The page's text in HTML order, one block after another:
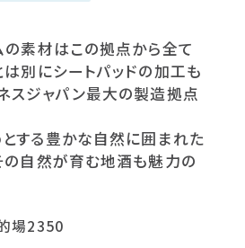
の素材はこの拠点から全て
別にシートパッドの加工も
スジャパン最大の製造拠点
する豊かな自然に囲まれた
の自然が育む地酒も魅力の
場2350